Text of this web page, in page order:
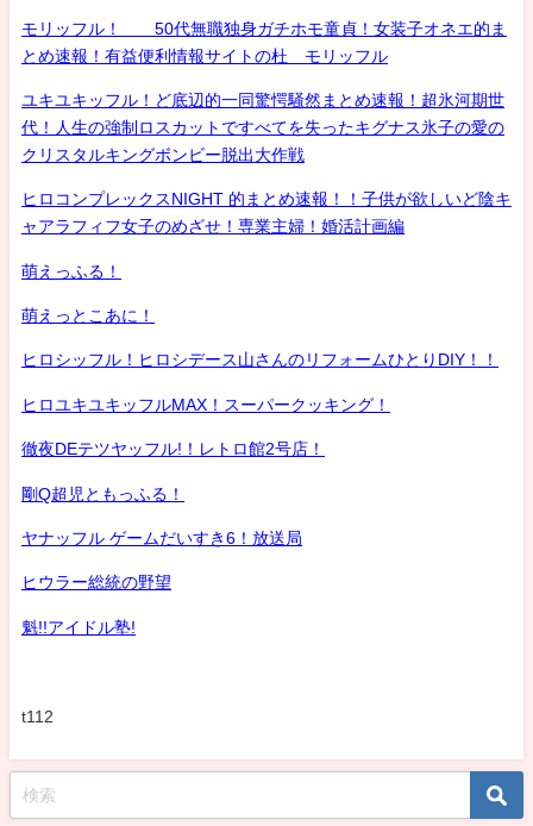
モリッフル！ 50代無職独身ガチホモ童貞！女装子オネエ的ま
とめ速報！有益便利情報サイトの杜 モリッフル
ユキユキッフル！ど底辺的一同驚愕騒然まとめ速報！超氷河期世
代！人生の強制ロスカットですべてを失ったキグナス氷子の愛の
クリスタルキングボンビー脱出大作戦
ヒロコンプレックスNIGHT 的まとめ速報！！子供が欲しいど陰キ
ャアラフィフ女子のめざせ！専業主婦！婚活計画編
萌えっふる！
萌えっとこあに！
ヒロシッフル！ヒロシデース山さんのリフォームひとりDIY！！
ヒロユキユキッフルMAX！スーパークッキング！
徹夜DEテツヤッフル!！レトロ館2号店！
剛Q超児ともっふる！
ヤナッフル ゲームだいすき6！放送局
ヒウラー総統の野望
魁!!アイドル塾!
t112